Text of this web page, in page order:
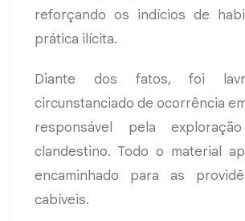
reforçando os indícios de
prática ilícita.
Diante dos fatos, foi
circunstanciado de ocorrência
responsável pela
clandestino. Todo o material
encaminhado para as
cabíveis.